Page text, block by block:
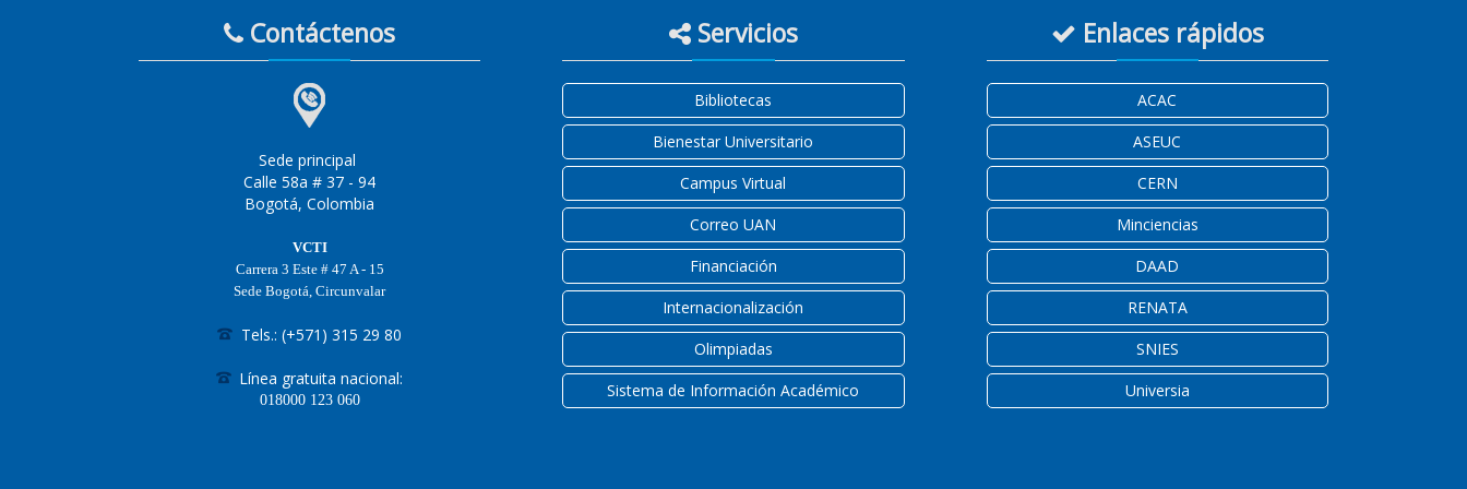
Contáctenos
Sede principal
Calle 58a # 37 - 94
Bogotá, Colombia
VCTI
Carrera 3 Este # 47 A - 15
Sede Bogotá, Circunvalar
Tels.: (+571) 315 29 80
Línea gratuita nacional:
018000 123 060
Servicios
Bibliotecas
Bienestar Universitario
Campus Virtual
Correo UAN
Financiación
Internacionalización
Olimpiadas
Sistema de Información Académico
Enlaces rápidos
ACAC
ASEUC
CERN
Minciencias
DAAD
RENATA
SNIES
Universia